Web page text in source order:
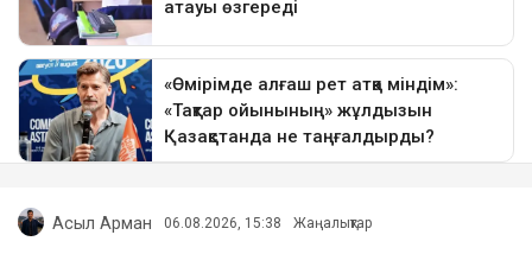
Асыл Арман 06.08.2026, 15:38 Жаңалықтар